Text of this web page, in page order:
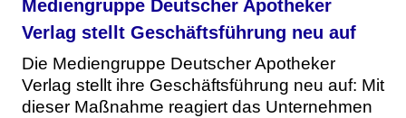
Mediengruppe Deutscher Apotheker
Verlag stellt Geschäftsführung neu auf
Die Mediengruppe Deutscher Apotheker
Verlag stellt ihre Geschäftsführung neu auf: Mit
dieser Maßnahme reagiert das Unternehmen